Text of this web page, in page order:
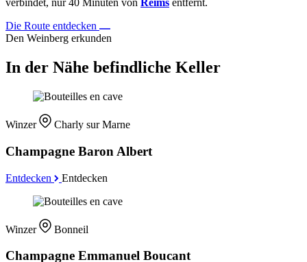
verbindet, nur 40 Minuten von Reims entfernt.
Die Route entdecken
Den Weinberg erkunden
In der Nähe befindliche Keller
Winzer Charly sur Marne
Champagne Baron Albert
Entdecken Entdecken
Winzer Bonneil
Champagne Emmanuel Boucant